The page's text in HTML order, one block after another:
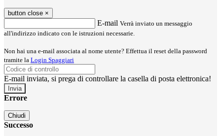
button close ×
E-mail Verrà inviato un messaggio
all'indirizzo indicato con le istruzioni necessarie.
Non hai una e-mail associata al nome utente? Effettua il reset della password
tramite la Login Spaggiari
E-mail inviata, si prega di controllare la casella di posta elettronica!
Errore
Chiudi
Successo